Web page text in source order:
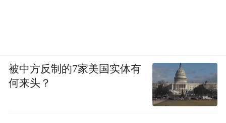
被中方反制的7家美国实体有
何来头？